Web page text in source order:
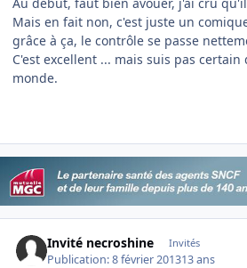
Mais en fait non, c'est juste un
grâce à ça, le contrôle se passe
C'est excellent ... mais suis pas
monde.
Invité necroshine Invités
Publication:8 février 201313 ans